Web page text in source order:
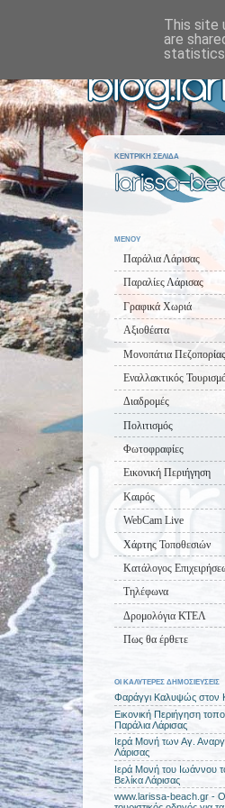
ΚΕΝΤΡΙΚΗ ΣΕΛΙΔΑ
ΜΕΝΟΥ
Παράλια Λάρισας
Παραλίες Λάρισας
Γραφικά Χωριά
Αξιοθέατα
Μονοπάτια Πεζοπορίας
Εναλλακτικός
Διαδρομές
Πολιτισμός
Φωτοφραφίες
Εικονική Περιήγηση
Καιρός
WebCam Live
Χάρτης Τοποθεσιών
Κατάλογος
Τηλέφωνα
Δρομολόγια ΚΤΕΛ
Πως θα έρθετε
ΟΙ ΚΑΛΥΤΕΡΕΣ ΔΗΜΟΣΙΕΥΣΕΙΣ
Φαράγγι Καλυψώς στον
Εικονική Περιήγηση
Παράλια Λάρισας
Ιερά Μονή των Αγ.
Λάρισας
Ιερά Μονή του Ιωάννου
Βελίκα Λάρισας
www.larissa-beach.gr - Ο
This site
are